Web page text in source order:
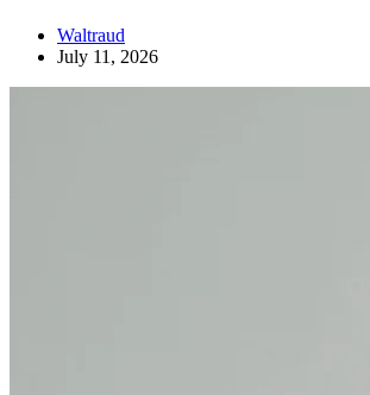
Waltraud
July 11, 2026